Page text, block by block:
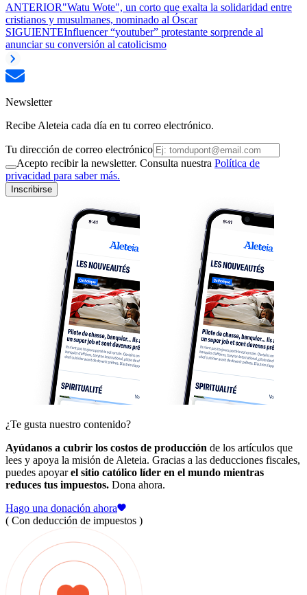
ANTERIOR"Watu Wote", un corto que exalta la solidaridad entre
cristianos y musulmanes, nominado al Óscar
SIGUIENTEInfluencer “youtuber” protestante sorprende al
anunciar su conversión al catolicismo
Newsletter
Recibe Aleteia cada día en tu correo electrónico.
Tu dirección de correo electrónico
Acepto recibir la newsletter. Consulta nuestra Política de
privacidad para saber más.
Inscribirse
¿Te gusta nuestro contenido?
Ayúdanos a cubrir los costos de producción de los artículos que
lees y apoya la misión de Aleteia. Gracias a las deducciones fiscales,
puedes apoyarel sitio católico líder en el mundo mientras
reduces tus impuestos. Dona ahora.
Hago una donación ahora
( Con deducción de impuestos )